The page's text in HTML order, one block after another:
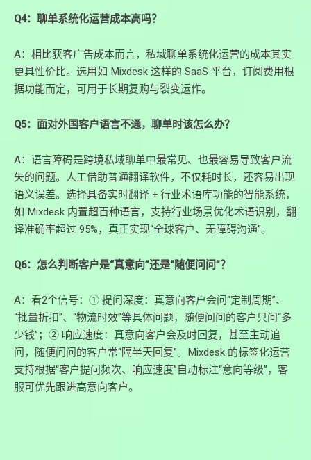
Q4：聊单系统化运营成本高吗？
A：相比获客广告成本而言，私域聊单系统化运营的成本其实
更具性价比。选用如 Mixdesk 这样的 SaaS 平台，订阅费用根
据功能而定，可用于长期复购与裂变运作。
Q5：面对外国客户语言不通，聊单时该怎么办？
A：语言障碍是跨境私域聊单中最常见、也最容易导致客户流
失的问题。人工借助普通翻译软件，不仅耗时长，还容易出现
语义误差。选择具备实时翻译 + 行业术语库功能的智能系统，
如 Mixdesk 内置超百种语言，支持行业场景优化术语识别，翻
译准确率超过 95%，真正实现“全球客户、无障碍沟通”。
Q6：怎么判断客户是“真意向”还是“随便问问”？
A：看2个信号：① 提问深度：真意向客户会问“定制周期”、
“批量折扣”、“物流时效”等具体问题，随便问问的客户只问“多
少钱”；② 响应速度：真意向客户会及时回复，甚至主动追
问，随便问问的客户常“隔半天回复”。Mixdesk 的标签化运营
支持根据“客户提问频次、响应速度”自动标注“意向等级”，客
服可优先跟进高意向客户。